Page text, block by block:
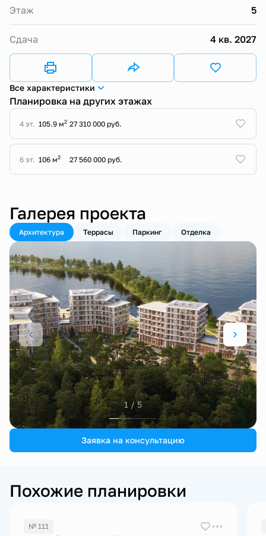
Этаж 5
Сдача 4 кв. 2027
Все характеристики
Планировка на других этажах
4 эт. 105.9 м2 27 310 000 руб.
6 эт. 106 м2 27 560 000 руб.
Галерея проекта
Архитектура Террасы Паркинг Отделка
1 / 5
Заявка на консультацию
Похожие планировки
№ 111